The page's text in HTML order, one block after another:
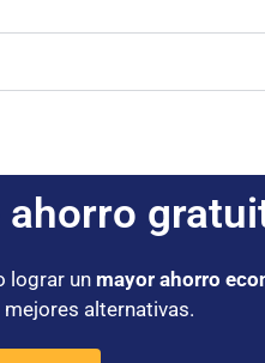
ahorro
lograr un mayor ahorro
alternativas.